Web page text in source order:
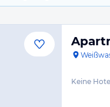
Keine